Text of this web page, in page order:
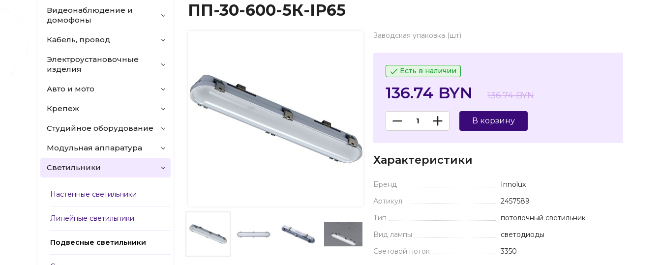
Видеонаблюдение и
домофоны
Кабель, провод
Электроустановочные
изделия
Авто и мото
Крепеж
Студийное оборудование
Модульная аппаратура
Светильники
Настенные светильники
Линейные светильники
Подвесные светильники
ПП-30-600-5К-IP65
Заводская упаковка (шт)
Есть в наличии
136.74 BYN 136.74 BYN
В корзину
Характеристики
Бренд
Innolux
Артикул
2457589
Тип
потолочный светильник
Вид лампы
светодиоды
Световой поток
3350